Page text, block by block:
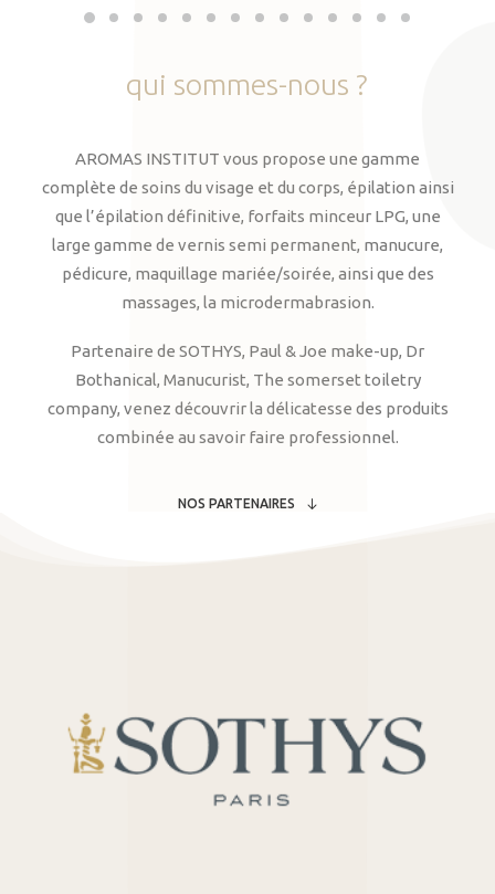
qui sommes-nous ?
AROMAS INSTITUT vous propose une gamme
complète de soins du visage et du corps, épilation ainsi
que l’épilation définitive, forfaits minceur LPG, une
large gamme de vernis semi permanent, manucure,
pédicure, maquillage mariée/soirée, ainsi que des
massages, la microdermabrasion.
Partenaire de SOTHYS, Paul & Joe make-up, Dr
Bothanical, Manucurist, The somerset toiletry
company, venez découvrir la délicatesse des produits
combinée au savoir faire professionnel.
NOS PARTENAIRES